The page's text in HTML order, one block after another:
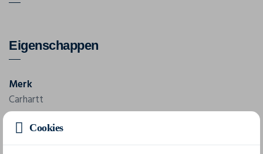
Eigenschappen
Merk
Carhartt
Referentie
CAR103203
Cookies